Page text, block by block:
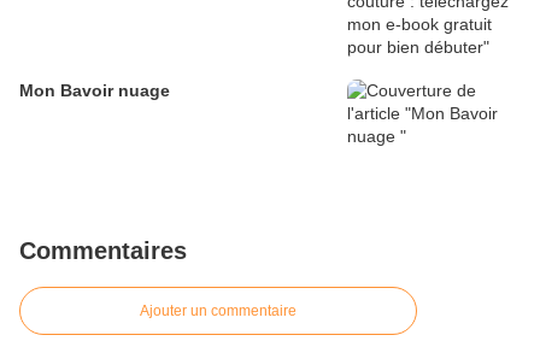
Mon Bavoir nuage
Commentaires
Ajouter un commentaire